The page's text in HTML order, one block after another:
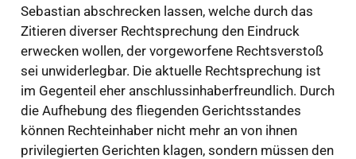
Sebastian abschrecken lassen, welche durch das
Zitieren diverser Rechtsprechung den Eindruck
erwecken wollen, der vorgeworfene Rechtsverstoß
sei unwiderlegbar. Die aktuelle Rechtsprechung ist
im Gegenteil eher anschlussinhaberfreundlich. Durch
die Aufhebung des fliegenden Gerichtsstandes
können Rechteinhaber nicht mehr an von ihnen
privilegierten Gerichten klagen, sondern müssen den